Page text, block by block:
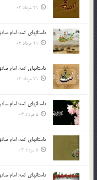
21 مرداد 03
داستانهای ائمه: امام
21 مرداد 03
داستانهای ائمه: امام
21 مرداد 03
داستانهای ائمه: امام
5 مرداد 03
داستانهای ائمه: امام
5 مرداد 03
داستانهای ائمه: امام